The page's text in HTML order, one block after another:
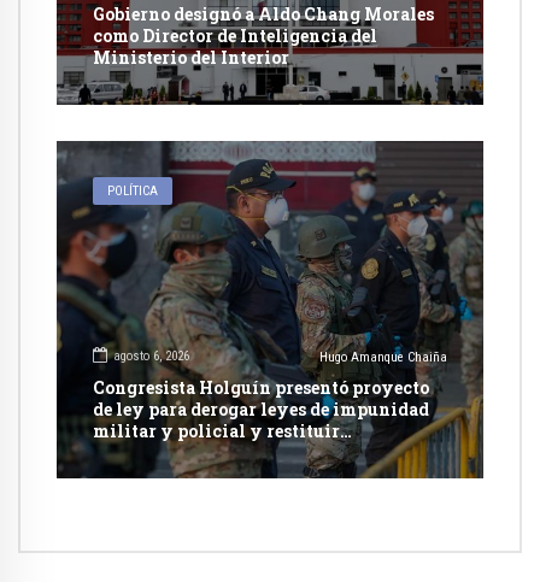
Gobierno designó a Aldo Chang Morales
como Director de Inteligencia del
Ministerio del Interior
POLÍTICA
agosto 6, 2026 Hugo Amanque Chaiña
Congresista Holguín presentó proyecto
de ley para derogar leyes de impunidad
militar y policial y restituir
competencia de justicia ordinaria